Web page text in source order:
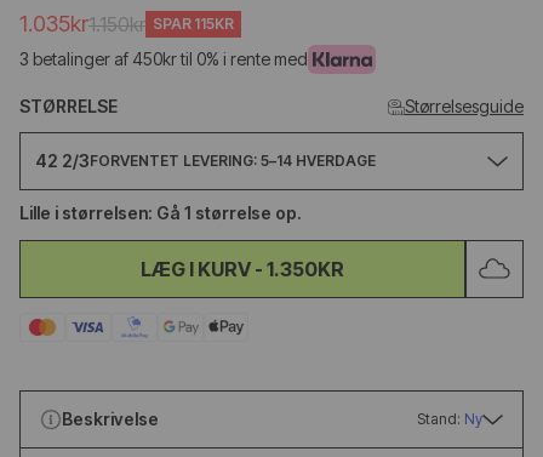
1.035kr1.150kr SPAR 115KR
3 betalinger af 450kr til 0% i rente med
STØRRELSE Størrelsesguide
42 2/3FORVENTET LEVERING: 5–14 HVERDAGE
Lille i størrelsen: Gå 1 størrelse op.
LÆG I KURV - 1.350KR
Beskrivelse Stand: Ny